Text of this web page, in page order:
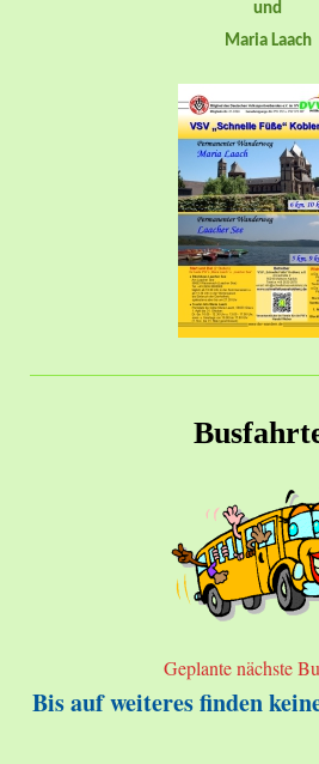
und
Maria Laach
Geplante nächste
Bis auf weiteres finden